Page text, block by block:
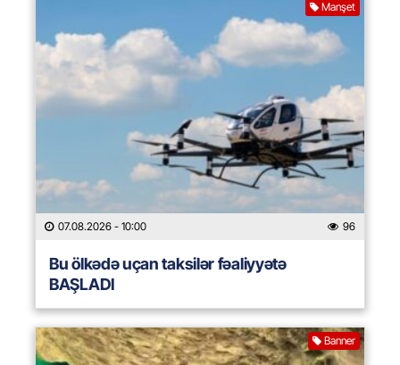
Manşet
07.08.2026 - 10:00 96
Bu ölkədə uçan taksilər fəaliyyətə
BAŞLADI
Banner